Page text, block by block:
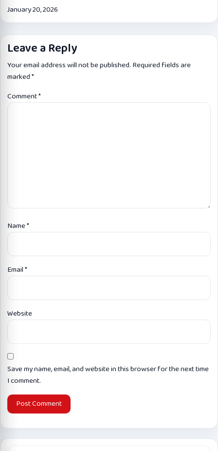
January 20, 2026
Leave a Reply
Your email address will not be published. Required fields are
marked*
Comment*
Name*
Email*
Website
Save my name, email, and website in this browser for the next time
I comment.